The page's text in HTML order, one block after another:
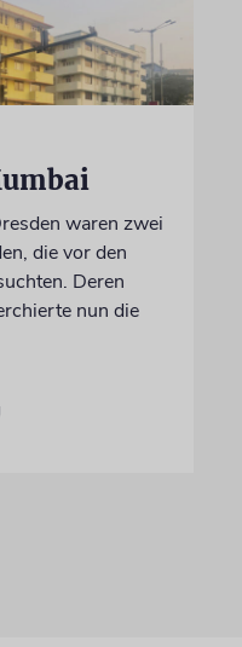
waren zwei
die vor den
Deren
nun die